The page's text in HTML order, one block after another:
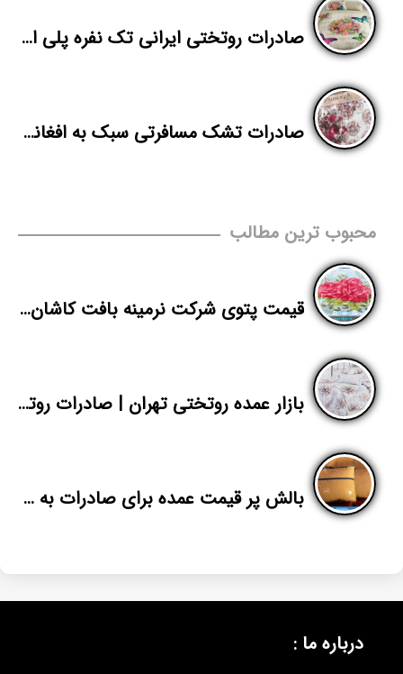
صادرات روتختی ایرانی تک نفره پلی استر
صادرات تشک مسافرتی سبک به افغانستان
محبوب ترین مطالب
قیمت پتوی شرکت نرمینه بافت کاشان برای صادرات
بازار عمده روتختی تهران | صادرات روتختی اسپرت ایرانی به عراق
بالش پر قیمت عمده برای صادرات به عراق
درباره ما :